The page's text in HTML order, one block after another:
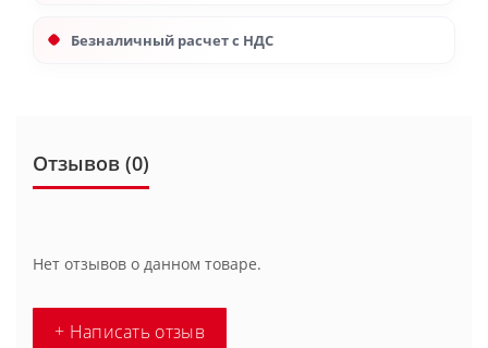
Безналичный расчет с НДС
Отзывов (0)
Нет отзывов о данном товаре.
+ Написать отзыв